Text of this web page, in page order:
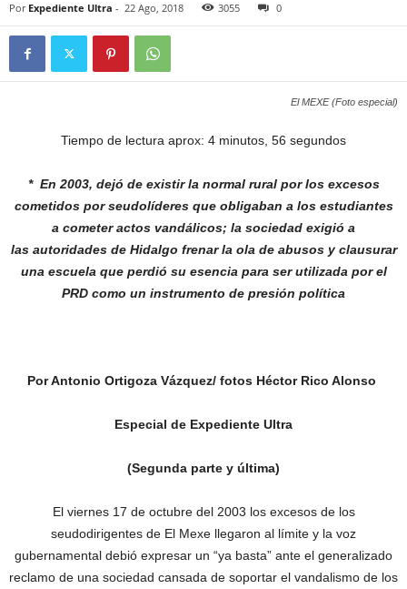
Por Expediente Ultra - 22 Ago, 2018 3055 0
El MEXE (Foto especial)
Tiempo de lectura aprox: 4 minutos, 56 segundos
* En 2003, dejó de existir la normal rural porlos excesos
cometidos por seudolíderes que obligaban a los estudiantes
a cometeractos vandálicos; la sociedad exigió a
las autoridades de Hidalgo frenar la ola de abusos y clausurar
una escuela que perdió su esencia para ser utilizada por el
PRD como un instrumento de presión política
Por Antonio Ortigoza Vázquez/ fotos Héctor Rico Alonso
Especial de Expediente Ultra
(Segunda parte y última)
El viernes 17 de octubre del 2003 los excesos de los
seudodirigentes de El Mexe llegaron al límite y la voz
gubernamental debió expresar un “ya basta” ante el generalizado
reclamo de una sociedad cansada de soportar el vandalismo de los